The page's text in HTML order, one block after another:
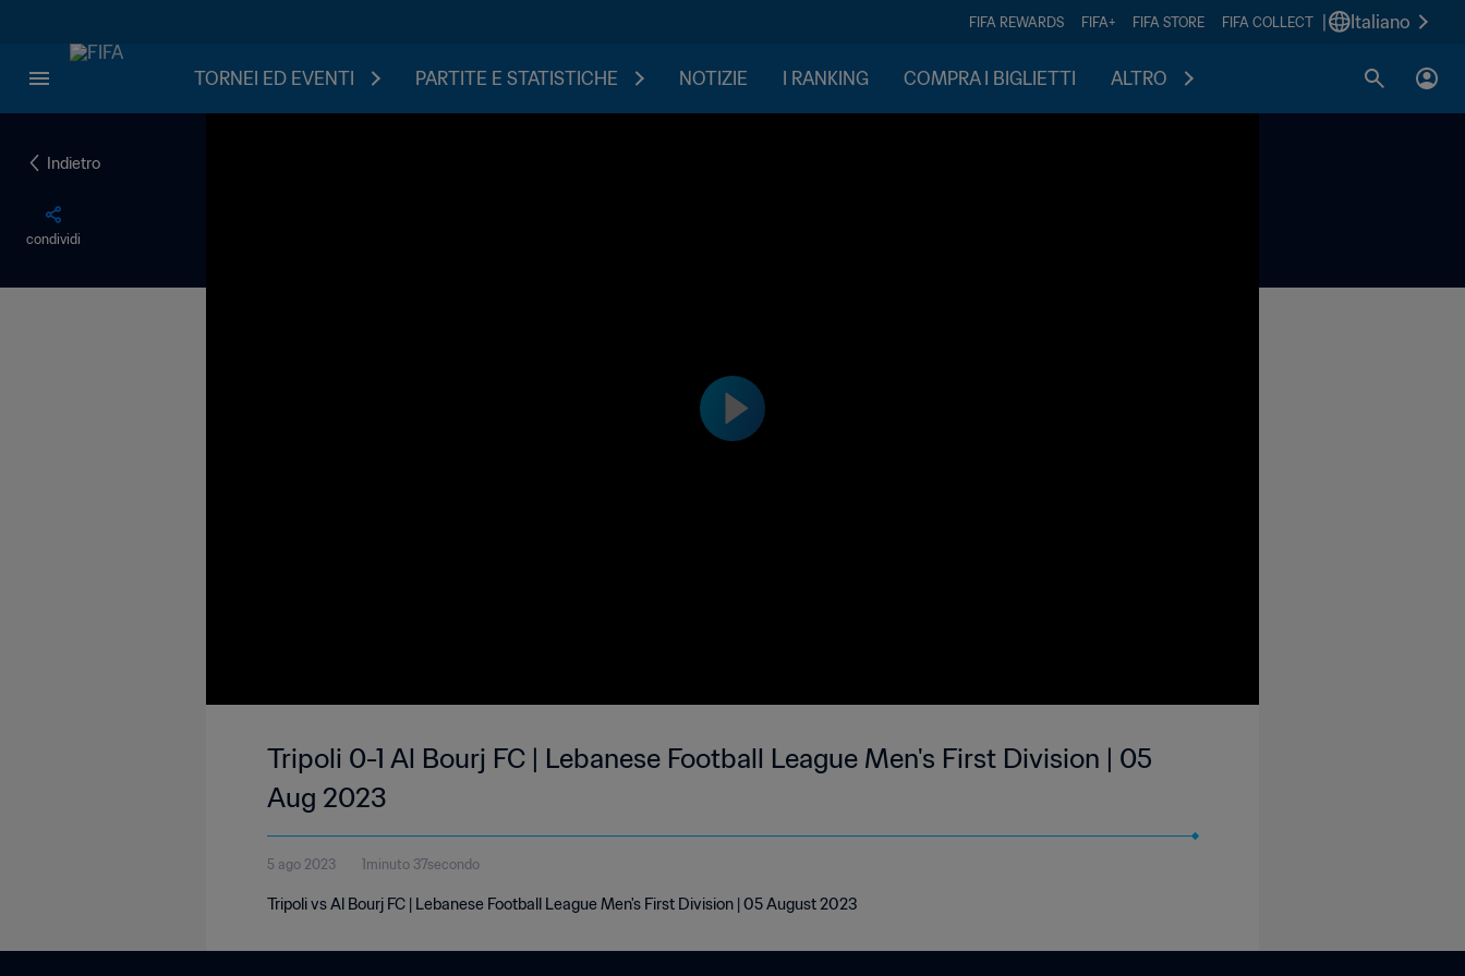
FIFA REWARDS FIFA+ FIFA STORE FIFA COLLECT Italiano
TORNEI ED EVENTI PARTITE E STATISTICHE NOTIZIE I RANKING COMPRA I BIGLIETTI ALTRO
Indietro
condividi
Tripoli 0-1 Al Bourj FC | Lebanese Football League Men's First Division | 05
Aug 2023
5 ago 2023 1minuto 37secondo
Tripoli vs Al Bourj FC | Lebanese Football League Men's First Division | 05 August 2023